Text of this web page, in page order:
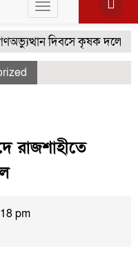
Toggle
navigation
দিবসে কৃষক দলের বিজয়
রাজশাহীতে
pm